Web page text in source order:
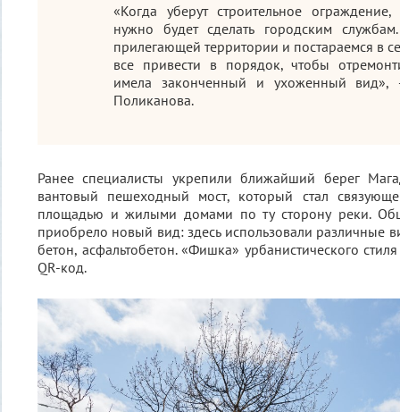
«Когда уберут строительное
нужно будет сделать городским
прилегающей территории и постараемся в
все привести в порядок, чтобы
имела законченный и ухоженный вид»,
Поликанова.
Ранее специалисты укрепили ближайший берег
вантовый пешеходный мост, который стал
площадью и жилыми домами по ту сторону реки.
приобрело новый вид: здесь использовали различные
бетон, асфальтобетон. «Фишка» урбанистического
QR-код.